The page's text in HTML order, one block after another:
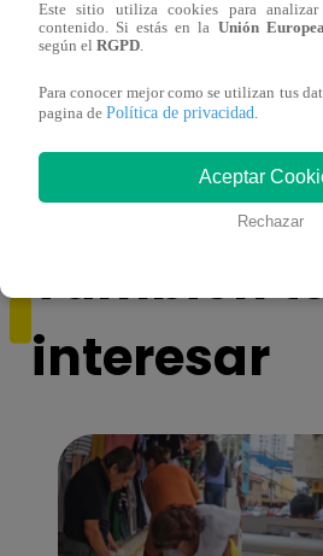
Mujeres al Mando – Viernes 25
del 2022 – Programa completo
También
interesar
Este sitio utiliza cookies para
contenido. Si estás en la Unión Europea
según el RGPD.
Para conocer mejor como se utilizan tus
pagina de Política de privacidad.
Aceptar
Rechazar